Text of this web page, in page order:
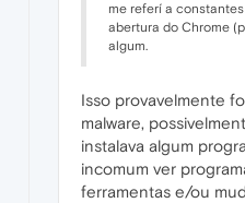
me referí a
abertura do Chrome
algum.
Isso provavelmente
malware,
instalava algum
incomum ver
ferramentas e/ou